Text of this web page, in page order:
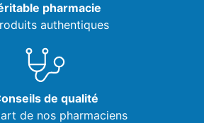
pharmacie
authentiques
de qualité
de nos pharmaciens